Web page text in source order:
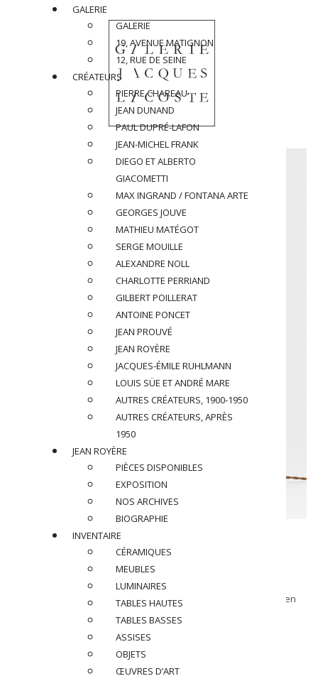
RENÉ MEYNIAL (1897-1996)
Lampe, circa 1930
En céramique émaillée écrue et terracotta à décor de lionne en
H 55.5 x L 35 cm
H 21.9 x W 13.8 in.
GALERIE
GALERIE
19, AVENUE MATIGNON
12, RUE DE SEINE
CRÉATEURS
PIERRE CHAREAU
JEAN DUNAND
PAUL DUPRÉ-LAFON
JEAN-MICHEL FRANK
DIEGO ET ALBERTO
GIACOMETTI
MAX INGRAND / FONTANA ARTE
GEORGES JOUVE
MATHIEU MATÉGOT
SERGE MOUILLE
ALEXANDRE NOLL
CHARLOTTE PERRIAND
GILBERT POILLERAT
ANTOINE PONCET
JEAN PROUVÉ
JEAN ROYÈRE
JACQUES-ÉMILE RUHLMANN
LOUIS SÜE ET ANDRÉ MARE
AUTRES CRÉATEURS, 1900-1950
AUTRES CRÉATEURS, APRÈS
1950
JEAN ROYÈRE
PIÈCES DISPONIBLES
EXPOSITION
NOS ARCHIVES
BIOGRAPHIE
INVENTAIRE
CÉRAMIQUES
MEUBLES
LUMINAIRES
TABLES HAUTES
TABLES BASSES
ASSISES
OBJETS
ŒUVRES D’ART